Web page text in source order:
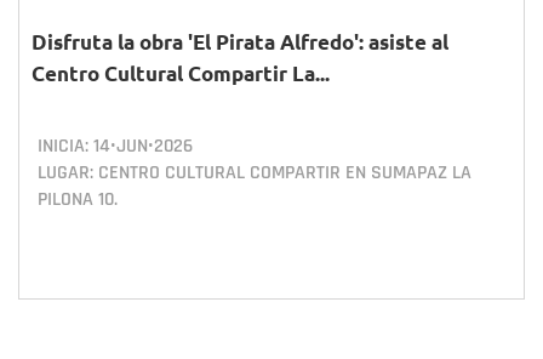
Disfruta la obra 'El Pirata Alfredo': asiste al
Centro Cultural Compartir La...
INICIA:14•JUN•2026
LUGAR: CENTRO CULTURAL COMPARTIR EN SUMAPAZ LA
PILONA 10.